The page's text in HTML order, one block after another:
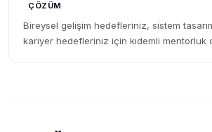
ÇÖZÜM
Bireysel gelişim hedefleriniz, sistem
kariyer hedefleriniz için kıdemli mentorluk